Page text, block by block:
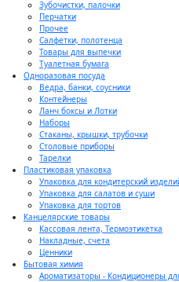
Зубочистки, палочки
Перчатки
Прочее
Салфетки, полотенца
Товары для выпечки
Туалетная бумага
Одноразовая посуда
Ведра, банки, соусники
Контейнеры
Ланч боксы и Лотки
Наборы
Стаканы, крышки, трубочки
Столовые приборы
Тарелки
Пластиковая упаковка
Упаковка для кондитерский
Упаковка для салатов и суши
Упаковка для тортов
Канцелярские товары
Кассовая лента, Термоэтикетка
Накладные, счета
Ценники
Бытовая химия
Ароматизаторы - Кондиционеры